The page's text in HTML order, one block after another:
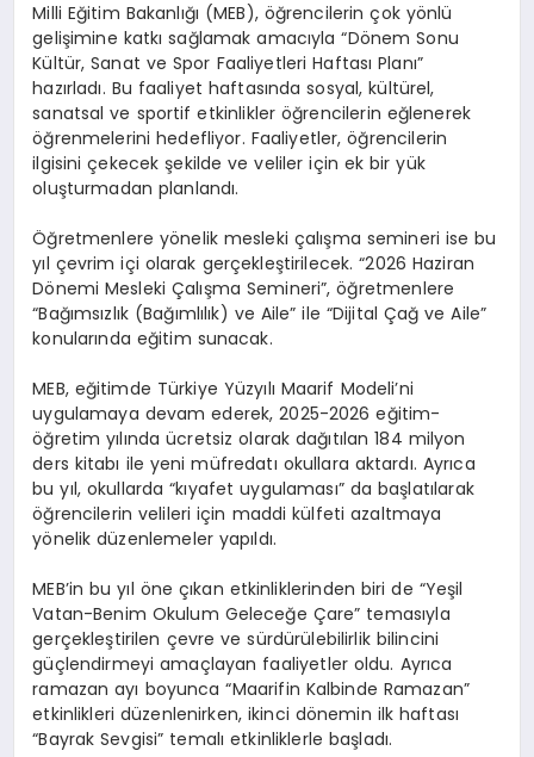
Milli Eğitim Bakanlığı (MEB), öğrencilerin çok yönlü
gelişimine katkı sağlamak amacıyla “Dönem Sonu
Kültür, Sanat ve Spor Faaliyetleri Haftası Planı”
hazırladı. Bu faaliyet haftasında sosyal, kültürel,
sanatsal ve sportif etkinlikler öğrencilerin eğlenerek
öğrenmelerini hedefliyor. Faaliyetler, öğrencilerin
ilgisini çekecek şekilde ve veliler için ek bir yük
oluşturmadan planlandı.
Öğretmenlere yönelik mesleki çalışma semineri ise bu
yıl çevrim içi olarak gerçekleştirilecek. “2026 Haziran
Dönemi Mesleki Çalışma Semineri”, öğretmenlere
“Bağımsızlık (Bağımlılık) ve Aile” ile “Dijital Çağ ve Aile”
konularında eğitim sunacak.
MEB, eğitimde Türkiye Yüzyılı Maarif Modeli’ni
uygulamaya devam ederek, 2025-2026 eğitim-
öğretim yılında ücretsiz olarak dağıtılan 184 milyon
ders kitabı ile yeni müfredatı okullara aktardı. Ayrıca
bu yıl, okullarda “kıyafet uygulaması” da başlatılarak
öğrencilerin velileri için maddi külfeti azaltmaya
yönelik düzenlemeler yapıldı.
MEB’in bu yıl öne çıkan etkinliklerinden biri de “Yeşil
Vatan-Benim Okulum Geleceğe Çare” temasıyla
gerçekleştirilen çevre ve sürdürülebilirlik bilincini
güçlendirmeyi amaçlayan faaliyetler oldu. Ayrıca
ramazan ayı boyunca “Maarifin Kalbinde Ramazan”
etkinlikleri düzenlenirken, ikinci dönemin ilk haftası
“Bayrak Sevgisi” temalı etkinliklerle başladı.